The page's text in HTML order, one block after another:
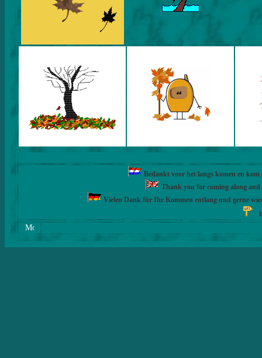
Bedankt voor het langs komen en
Thank you for coming along and
Vielen Dank für Ihr Kommen entlang und gerne